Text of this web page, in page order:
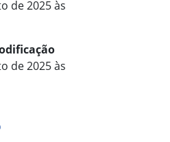
de 2025 às
de 2025 às